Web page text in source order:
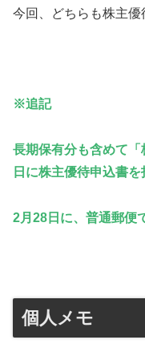
今回、どちらも株主優
※追記
長期保有分も含めて「
日に株主優待申込書を
2月28日に、普通郵便
個人メモ